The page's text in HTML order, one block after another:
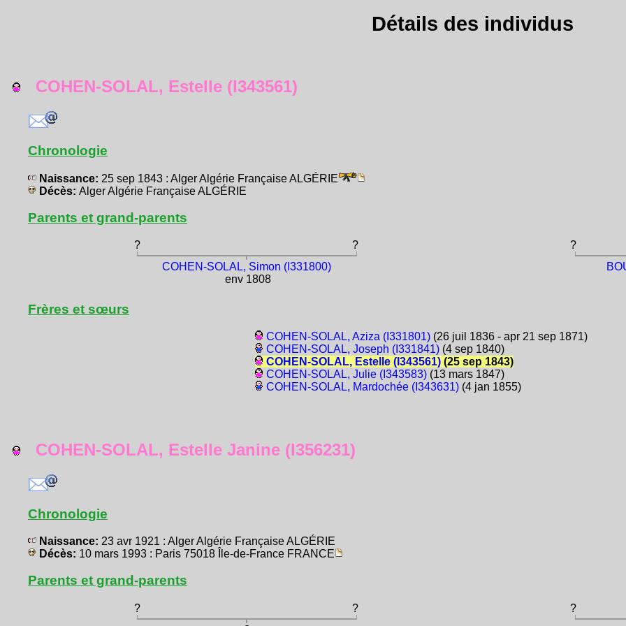
Détails des individus
COHEN-SOLAL, Estelle (I343561)
Chronologie
Naissance: 25 sep 1843 : Alger Algérie Française ALGÉRIE
Décès: Alger Algérie Française ALGÉRIE
Parents et grand-parents
? ?
?
COHEN-SOLAL, Simon (I331800)
env 1808
Frères et sœurs
COHEN-SOLAL, Aziza (I331801) (26 juil 1836 - apr 21 sep 1871)
COHEN-SOLAL, Joseph (I331841) (4 sep 1840)
COHEN-SOLAL, Estelle (I343561) (25 sep 1843)
COHEN-SOLAL, Julie (I343583) (13 mars 1847)
COHEN-SOLAL, Mardochée (I343631) (4 jan 1855)
COHEN-SOLAL, Estelle Janine (I356231)
Chronologie
Naissance: 23 avr 1921 : Alger Algérie Française ALGÉRIE
Décès: 10 mars 1993 : Paris 75018 Île-de-France FRANCE
Parents et grand-parents
? ?
?